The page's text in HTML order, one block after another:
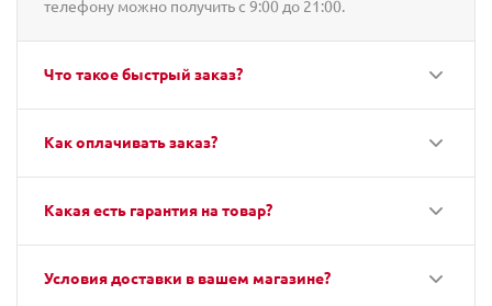
телефону можно получить с 9:00 до 21:00.
Что такое быстрый заказ?
Как оплачивать заказ?
Какая есть гарантия на товар?
Условия доставки в вашем магазине?